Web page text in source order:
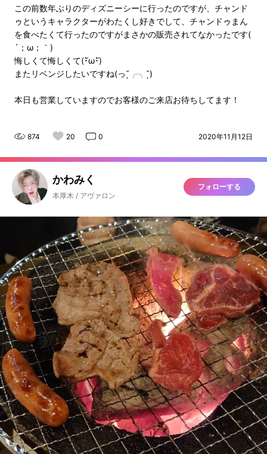
この前数年ぶりのディズニーシーに行ったのですが、チャンド
ゥというキャラクターがわたくし好きでして、チャンドゥまん
を食べたくて行ったのですがまさかの販売されてなかったです(
´；ω；｀)
悔しくて悔しくて(･ัω･ั)
またリベンジしたいですね(っ˘̩╭╮˘̩)
本日も営業していますのでお客様のご来店お待ちしてます！
874 20 0 2020年11月12日
かわみく
本厚木 / アヴァロン
フォローする